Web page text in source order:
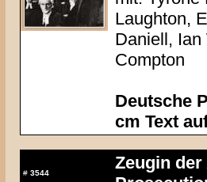
Laughton,
Daniell, Ian
Compton
Deutsche
cm Text
# 3544
Zeugin